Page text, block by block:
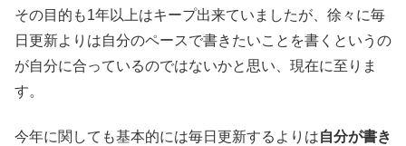
その目的も1年以上はキープ出来ていましたが、徐々に毎
日更新よりは自分のペースで書きたいことを書くというの
が自分に合っているのではないかと思い、現在に至りま
す。
今年に関しても基本的には毎日更新するよりは自分が書き